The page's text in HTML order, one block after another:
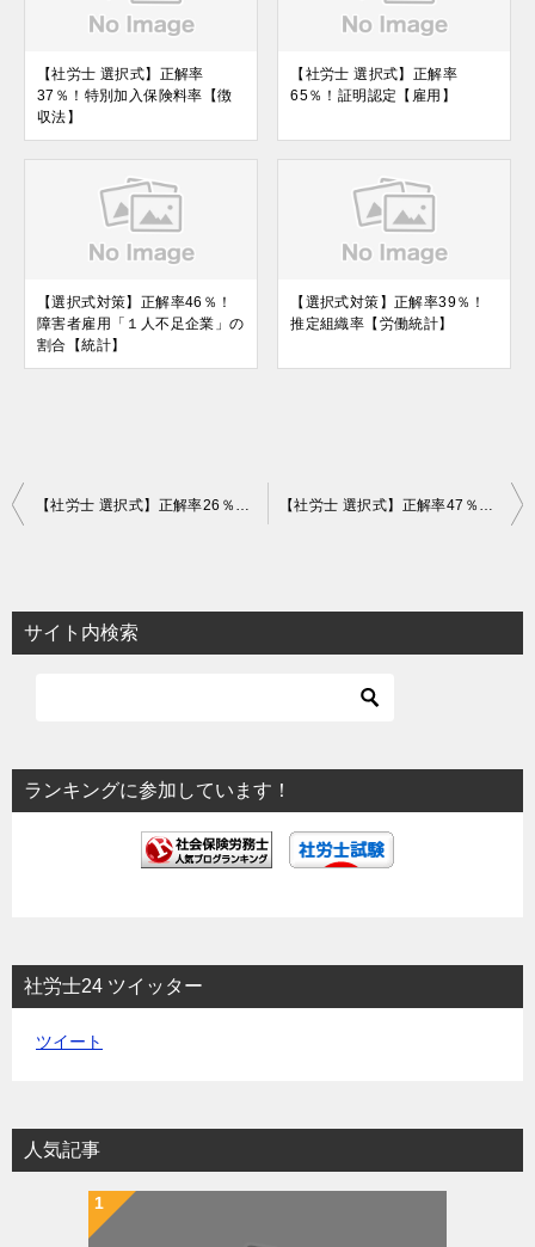
【社労士 選択式】正解率
37％！特別加入保険料率【徴
収法】
【社労士 選択式】正解率
65％！証明認定【雇用】
【選択式対策】正解率46％！
障害者雇用「１人不足企業」の
割合【統計】
【選択式対策】正解率39％！
推定組織率【労働統計】
投
ビ
ゲ
ョ
ン
サイト内検索
ランキングに参加しています！
社労士24 ツイッター
ツイート
人気記事